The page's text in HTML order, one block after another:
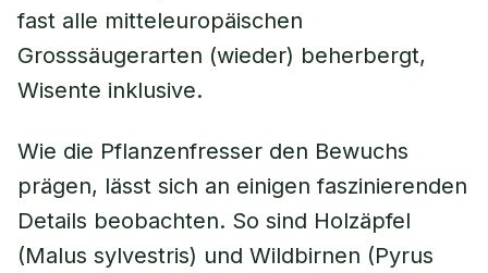
fast alle mitteleuropäischen
Grosssäugerarten (wieder) beherbergt,
Wisente inklusive.
Wie die Pflanzenfresser den Bewuchs
prägen, lässt sich an einigen faszinierenden
Details beobachten. So sind Holzäpfel
(Malus sylvestris) und Wildbirnen (Pyrus